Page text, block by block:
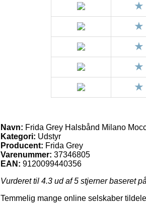
Navn: Frida Grey Halsbånd Milano
Kategori: Udstyr
Producent: Frida Grey
Varenummer: 37346805
EAN: 9120099440356
Vurderet til 4.3 ud af 5 stjerner baseret på
Temmelig mange online selskaber